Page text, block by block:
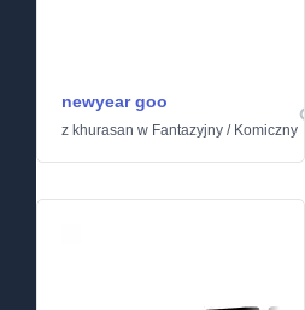
newyear goo
z khurasan w Fantazyjny / Komiczny